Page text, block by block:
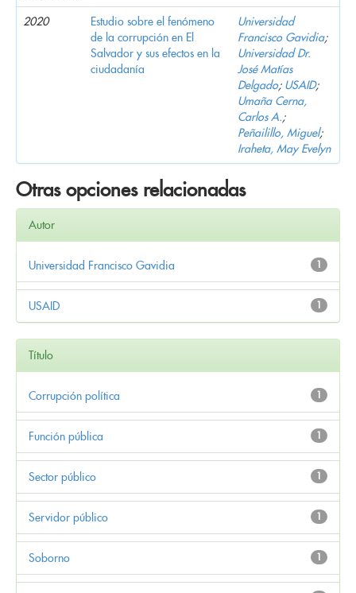
2020
Estudio sobre el fenómeno
de la corrupción en El
Salvador y sus efectos en la
ciudadanía
Universidad
Francisco Gavidia;
Universidad Dr.
José Matías
Delgado; USAID;
Umaña Cerna,
Carlos A.;
Peñailillo, Miguel;
Iraheta, May Evelyn
Otras opciones relacionadas
Autor
1
Universidad Francisco Gavidia
1
USAID
Título
1
Corrupción política
1
Función pública
1
Sector público
1
Servidor público
1
Soborno